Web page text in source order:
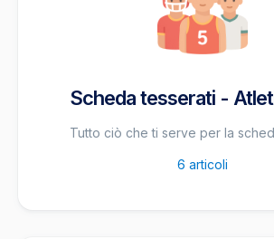
Scheda tesserati -
Tutto ciò che ti serve per la
6 articoli